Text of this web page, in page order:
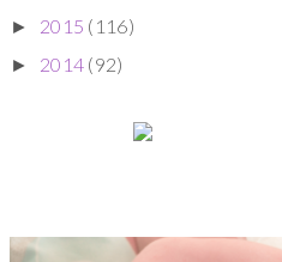
► 2015 (116)
► 2014 (92)